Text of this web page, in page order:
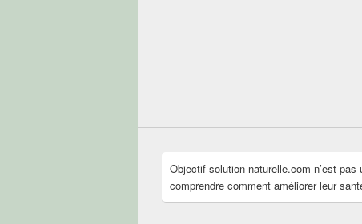
Objectif-solution-naturelle.com n’est
comprendre comment améliorer leur